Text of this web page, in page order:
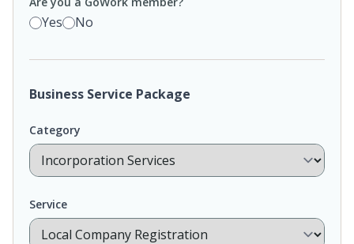
Yes No
Business Service Package
Category
Service